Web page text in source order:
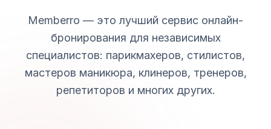
Memberro — это лучший сервис онлайн-
бронирования для независимых
специалистов: парикмахеров, стилистов,
мастеров маникюра, клинеров, тренеров,
репетиторов и многих других.